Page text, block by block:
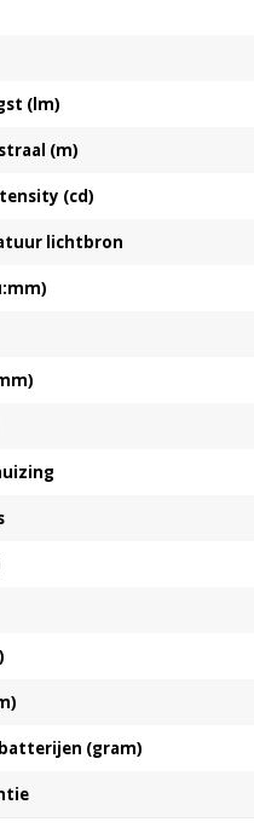
(lm)
(m)
(cd)
lichtbron
(gram)